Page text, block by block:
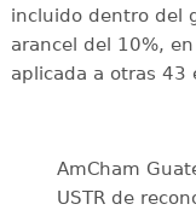
incluido dentro del
arancel del 10%,
aplicada a otras 43
AmCham
USTR de